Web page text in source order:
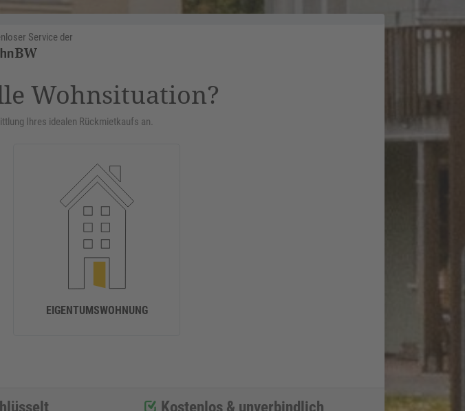
Service der
Wohnsituation?
Ihres idealen Rückmietkaufs an.
EIGENTUMSWOHNUNG
Kostenlos & unverbindlich